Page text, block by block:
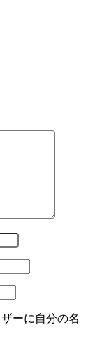
ーに自分の名